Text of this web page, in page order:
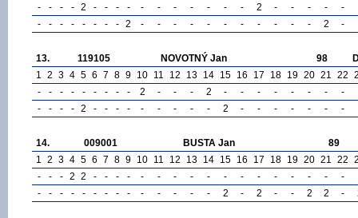
-
- - - 2 - - - - - - - - - - - 2 - - - -
-
-
- - - - - - - 2 - - - - - - - - - - - 2 -
13. 119105 NOVOTNÝ Jan 98
1 2 3 4 5 6 7 8 9 10 11 12 13 14 15 16 17 18 19 20 21 22
-
- - - - - - - - 2 - - - 2 - - - - - - -
-
-
- - - 2 - - - - - - - - - 2 - - - - - - -
14. 009001 BUSTA Jan
89
1 2 3 4 5 6 7 8 9 10 11 12 13 14 15 16 17 18 19 20 21 22
-
- - 2 2 - - - - - - - - - - - - - - - -
-
-
- - - - - - - - - - - - - 2 - 2 - - 2 2 -